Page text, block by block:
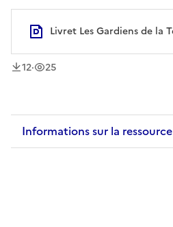
12
téléchargement
· 25
vues
Informations sur la ressource